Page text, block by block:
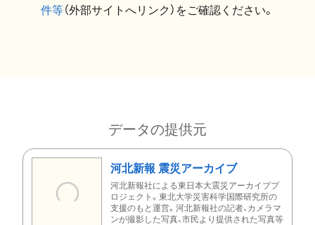
件等（外部サイトへリンク）をご確認ください。
データの提供元
河北新報 震災アーカイブ
河北新報社による東日本大震災アーカイブプ
ロジェクト。東北大学災害科学国際研究所の
支援のもと運営。河北新報社の記者、カメラマ
ンが撮影した写真、市民より提供された写真等